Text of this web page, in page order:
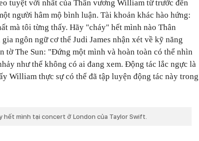
tuyệt vời nhất của Thân vương William từ trước đến
người hâm mộ bình luận. Tài khoản khác hào hứng:
mà tôi từng thấy. Hãy "cháy" hết mình nào Thân
ngôn ngữ cơ thể Judi James nhận xét về kỹ năng
tờ The Sun: "Đứng một mình và hoàn toàn có thể nhìn
như thể không có ai đang xem. Động tác lắc ngực là
William thực sự có thể đã tập luyện động tác này trong
hết mình tại concert ở London của Taylor Swift.